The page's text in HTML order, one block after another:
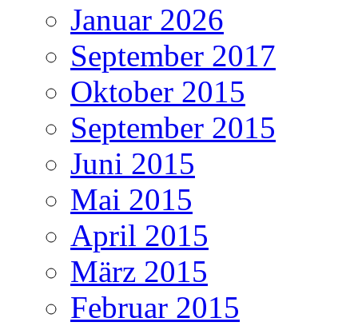
Januar 2026
September 2017
Oktober 2015
September 2015
Juni 2015
Mai 2015
April 2015
März 2015
Februar 2015